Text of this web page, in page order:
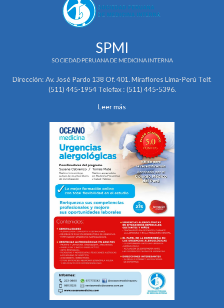
SPMI
SOCIEDAD PERUANA DE MEDICINA INTERNA
Dirección: Av. José Pardo 138 Of. 401. Miraflores Lima-Perú Telf.
(511) 445-1954 Telefax : (511) 445-5396.
Leer más